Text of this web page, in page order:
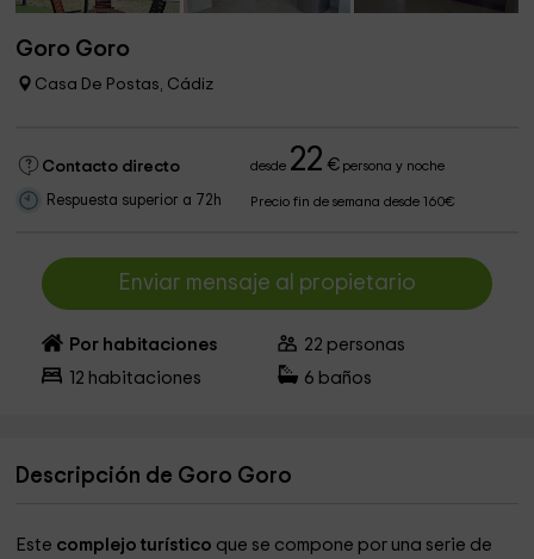
Goro Goro
Casa De Postas, Cádiz
Contacto directo desde 22 €persona y noche
Respuesta superior a 72h Precio fin de semana desde 160€
Enviar mensaje al propietario
Por habitaciones 22 personas
12 habitaciones 6 baños
Descripción de Goro Goro
Este complejo turístico que se compone por una serie de